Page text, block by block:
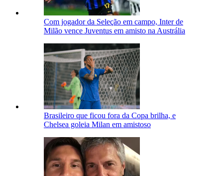
Com jogador da Seleção em campo, Inter de
Milão vence Juventus em amisto na Austrália
Brasileiro que ficou fora da Copa brilha, e
Chelsea goleia Milan em amistoso